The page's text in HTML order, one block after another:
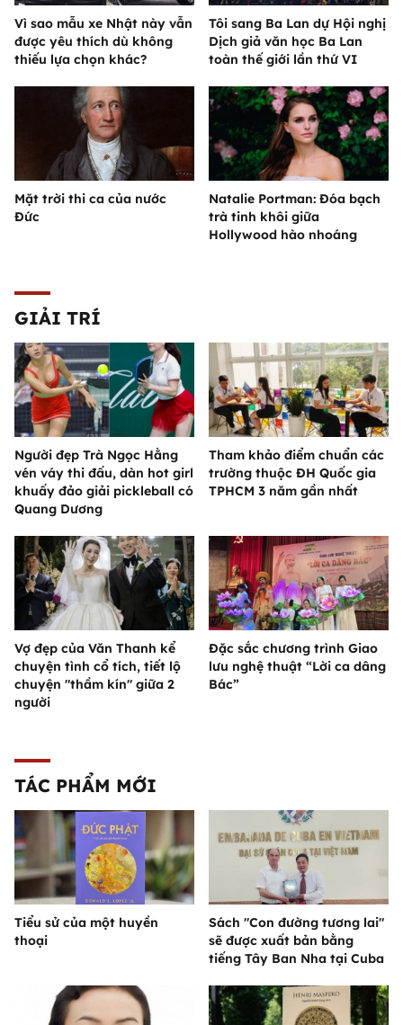
Vì sao mẫu xe Nhật này vẫn
được yêu thích dù không
thiếu lựa chọn khác?
Tôi sang Ba Lan dự Hội nghị
Dịch giả văn học Ba Lan
toàn thế giới lần thứ VI
Mặt trời thi ca của nước
Đức
Natalie Portman: Đóa bạch
trà tinh khôi giữa
Hollywood hào nhoáng
GIẢI TRÍ
Người đẹp Trà Ngọc Hằng
vén váy thi đấu, dàn hot girl
khuấy đảo giải pickleball có
Quang Dương
Tham khảo điểm chuẩn các
trường thuộc ĐH Quốc gia
TPHCM 3 năm gần nhất
Vợ đẹp của Văn Thanh kể
chuyện tình cổ tích, tiết lộ
chuyện "thầm kín" giữa 2
người
Đặc sắc chương trình Giao
lưu nghệ thuật “Lời ca dâng
Bác”
TÁC PHẨM MỚI
Tiểu sử của một huyền
thoại
Sách "Con đường tương lai"
sẽ được xuất bản bằng
tiếng Tây Ban Nha tại Cuba